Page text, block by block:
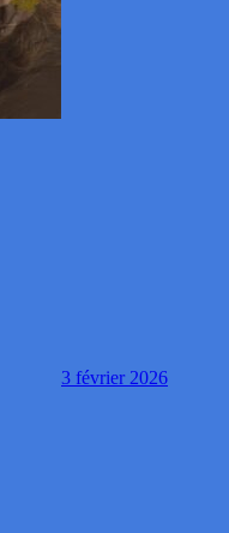
3 février 2026